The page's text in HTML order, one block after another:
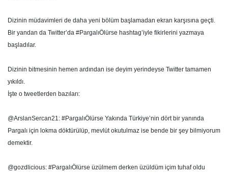
Dizinin müdavimleri de daha yeni bölüm başlamadan ekran karşısına geçti.
Bir yandan da Twitter’da #PargalıÖlürse hashtag’iyle fikirlerini yazmaya
başladılar.
Dizinin bitmesinin hemen ardından ise deyim yerindeyse Twitter tamamen
yıkıldı.
İşte o tweetlerden bazıları:
@ArslanSercan21: #PargalıÖlürse Yakında Türkiye’nin dört bir yanında
Pargalı için lokma döktürülüp, mevlüt okutulmaz ise bende bir şey bilmiyorum
demektir.
@gozdlicious: #PargalıÖlürse üzülmem derken üzüldüm içim tuhaf oldu